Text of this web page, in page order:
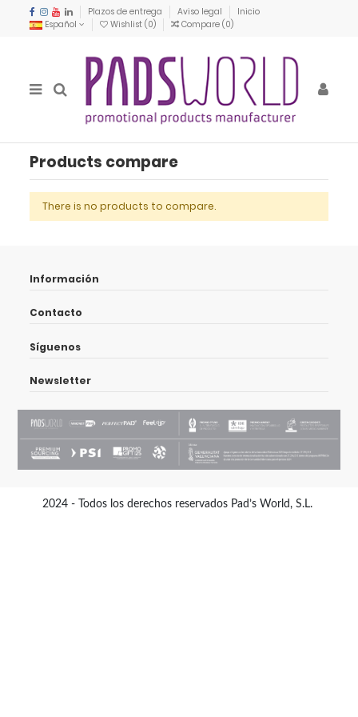
Plazos de entrega Aviso legal
Inicio
Español
Wishlist (0) Compare (0)
Products compare
There is no products to compare.
Información
Contacto
Síguenos
Newsletter
2024 - Todos los derechos reservados Pad’s World, S.L.